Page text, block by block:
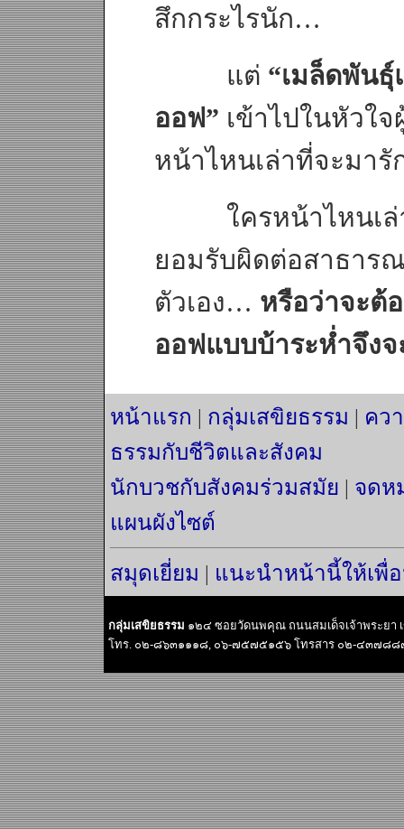
สึกกระไรนัก…
แต่ “เมล็ดพันธุ์
ออฟ” เข้าไปในหัวใ
หน้าไหนเล่าที่จะมารั
ใครหน้าไหนเล่า
ยอมรับผิดต่อสาธาร
ตัวเอง… หรือว่าจะต้
ออฟแบบบ้าระห่ำจึง
หน้าแรก | กลุ่มเสขิยธรรม | คว
ธรรมกับชีวิตและสังคม
นักบวชกับสังคมร่วมสมัย | จดห
แผนผังไซต์
สมุดเยี่ยม | แนะนำหน้านี้ให้เพื่
กลุ่มเสขิยธรรม ๑๒๔ ซอยวัดนพคุณ ถนนสมเด็จเจ้าพระยา
โทร. ๐๒-๘๖๓๑๑๑๘, ๐๖-๗๕๗๕๑๕๖ โทรสาร ๐๒-๔๓๗๘